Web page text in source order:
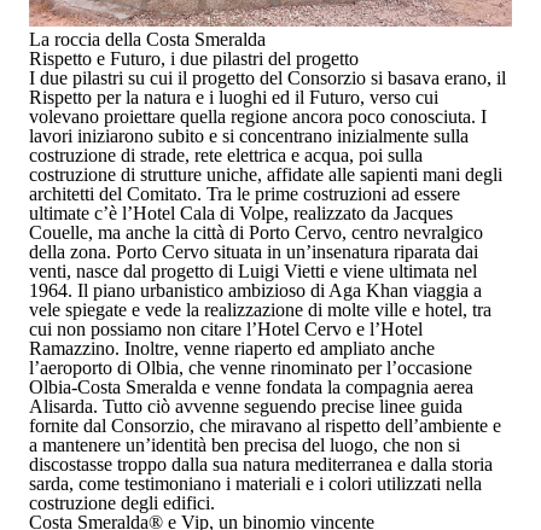
La roccia della Costa Smeralda
Rispetto e Futuro, i due pilastri del progetto
I due pilastri su cui il progetto del Consorzio si basava erano, il
Rispetto per la natura e i luoghi ed il Futuro, verso cui
volevano proiettare quella regione ancora poco conosciuta. I
lavori iniziarono subito e si concentrano inizialmente sulla
costruzione di strade, rete elettrica e acqua, poi sulla
costruzione di strutture uniche, affidate alle sapienti mani degli
architetti del Comitato. Tra le prime costruzioni ad essere
ultimate c’è l’Hotel Cala di Volpe, realizzato da Jacques
Couelle, ma anche la città di Porto Cervo, centro nevralgico
della zona. Porto Cervo situata in un’insenatura riparata dai
venti, nasce dal progetto di Luigi Vietti e viene ultimata nel
1964. Il piano urbanistico ambizioso di Aga Khan viaggia a
vele spiegate e vede la realizzazione di molte ville e hotel, tra
cui non possiamo non citare l’Hotel Cervo e l’Hotel
Ramazzino. Inoltre, venne riaperto ed ampliato anche
l’aeroporto di Olbia, che venne rinominato per l’occasione
Olbia-Costa Smeralda e venne fondata la compagnia aerea
Alisarda. Tutto ciò avvenne seguendo precise linee guida
fornite dal Consorzio, che miravano al rispetto dell’ambiente e
a mantenere un’identità ben precisa del luogo, che non si
discostasse troppo dalla sua natura mediterranea e dalla storia
sarda, come testimoniano i materiali e i colori utilizzati nella
costruzione degli edifici.
Costa Smeralda® e Vip, un binomio vincente